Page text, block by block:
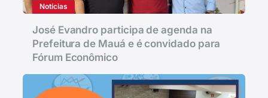
Notícias
José Evandro participa de agenda na
Prefeitura de Mauá e é convidado para
Fórum Econômico